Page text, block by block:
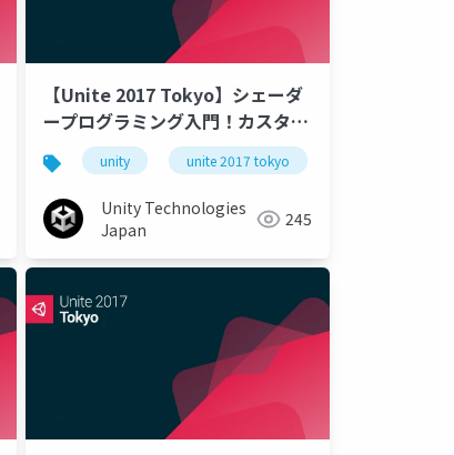
【Unite 2017 Tokyo】シェーダ
ープログラミング入門！カスタム
シェーダー、作るで！
unity unite 2017 tokyo
Unity Technologies
Japan
245